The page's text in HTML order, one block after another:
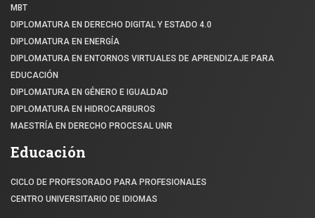
MBT
DIPLOMATURA EN DERECHO DIGITAL Y ESTADO 4.0
DIPLOMATURA EN ENERGÍA
DIPLOMATURA EN ENTORNOS VIRTUALES DE APRENDIZAJE PARA
EDUCACIÓN
DIPLOMATURA EN GÉNERO E IGUALDAD
DIPLOMATURA EN HIDROCARBUROS
MAESTRÍA EN DERECHO PROCESAL UNR
Educación
CICLO DE PROFESORADO PARA PROFESIONALES
CENTRO UNIVERSITARIO DE IDIOMAS